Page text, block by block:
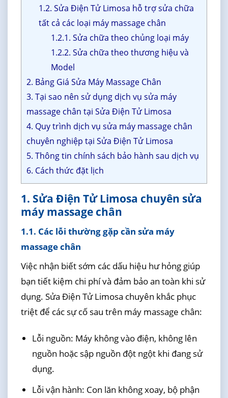
1.2. Sửa Điện Tử Limosa hỗ trợ sửa chữa
tất cả các loại máy massage chân
1.2.1. Sửa chữa theo chủng loại máy
1.2.2. Sửa chữa theo thương hiệu và
Model
2. Bảng Giá Sửa Máy Massage Chân
3. Tại sao nên sử dụng dịch vụ sửa máy
massage chân tại Sửa Điện Tử Limosa
4. Quy trình dịch vụ sửa máy massage chân
chuyên nghiệp tại Sửa Điện Tử Limosa
5. Thông tin chính sách bảo hành sau dịch vụ
6. Cách thức đặt lịch
1. Sửa Điện Tử Limosa chuyên sửa
máy massage chân
1.1. Các lỗi thường gặp cần sửa máy
massage chân
Việc nhận biết sớm các dấu hiệu hư hỏng giúp
bạn tiết kiệm chi phí và đảm bảo an toàn khi sử
dụng. Sửa Điện Tử Limosa chuyên khắc phục
triệt để các sự cố sau trên máy massage chân:
Lỗi nguồn: Máy không vào điện, không lên
nguồn hoặc sập nguồn đột ngột khi đang sử
dụng.
Lỗi vận hành: Con lăn không xoay, bộ phận